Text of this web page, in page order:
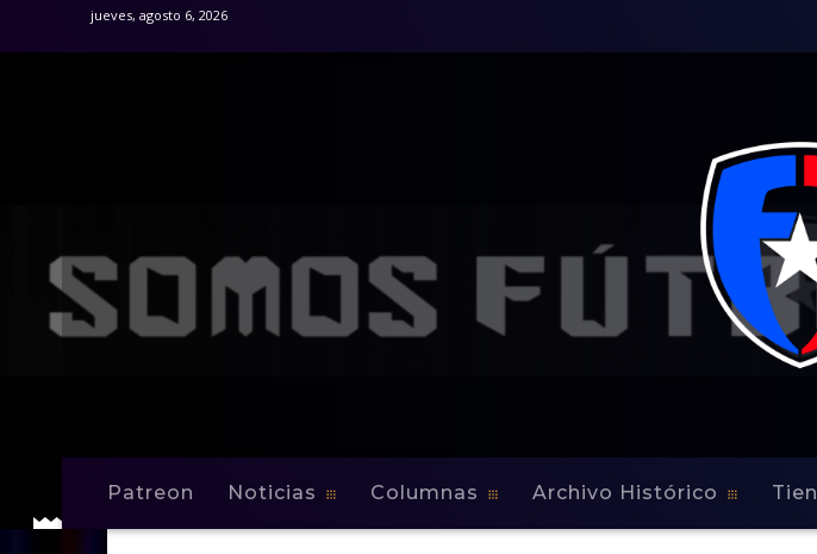
jueves, agosto 6, 2026
Patreon Noticias Columnas Archivo Histórico